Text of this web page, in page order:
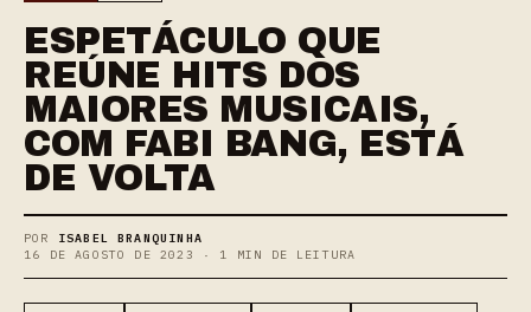
ESPETÁCULO QUE
REÚNE HITS DOS
MAIORES MUSICAIS,
COM FABI BANG, ESTÁ
DE VOLTA
POR ISABEL BRANQUINHA
16 DE AGOSTO DE 2023 · 1 MIN DE LEITURA